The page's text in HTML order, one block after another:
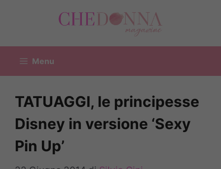
Menu
TATUAGGI, le principesse
Disney in versione ‘Sexy
Pin Up’